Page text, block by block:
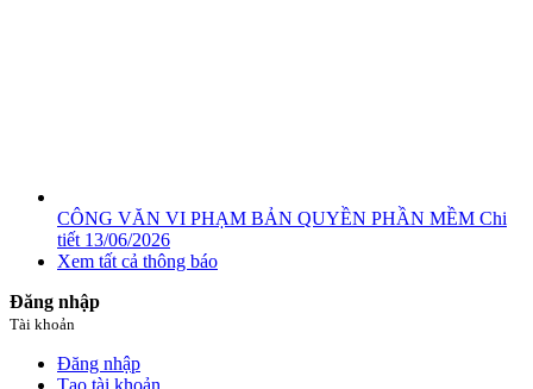
CÔNG VĂN VI PHẠM BẢN QUYỀN PHẦN MỀM Chi
tiết 13/06/2026
Xem tất cả thông báo
Đăng nhập
Tài khoản
Đăng nhập
Tạo tài khoản